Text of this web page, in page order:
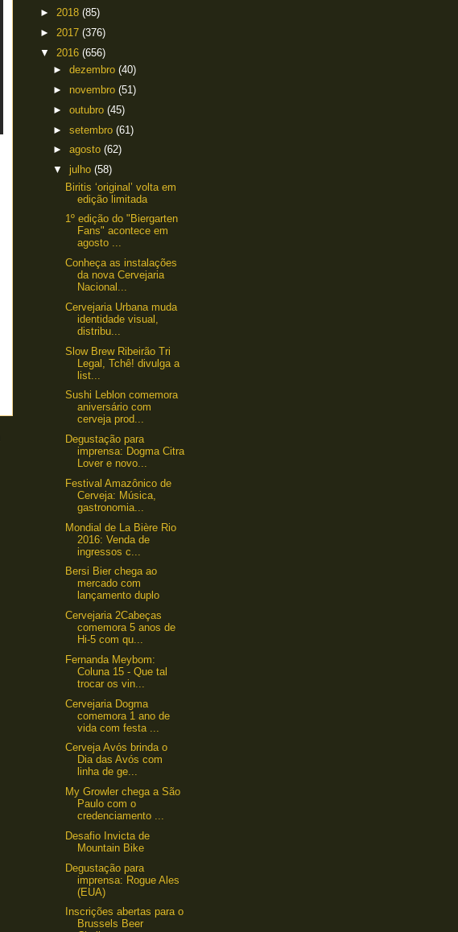
► 2018 (85)
► 2017 (376)
▼ 2016 (656)
► dezembro (40)
► novembro (51)
► outubro (45)
► setembro (61)
► agosto (62)
▼ julho (58)
Biritis ‘original’ volta em
edição limitada
1º edição do "Biergarten
Fans" acontece em
agosto ...
Conheça as instalações
da nova Cervejaria
Nacional...
Cervejaria Urbana muda
identidade visual,
distribu...
Slow Brew Ribeirão Tri
Legal, Tchê! divulga a
list...
Sushi Leblon comemora
aniversário com
cerveja prod...
Degustação para
imprensa: Dogma Citra
Lover e novo...
Festival Amazônico de
Cerveja: Música,
gastronomia...
Mondial de La Bière Rio
2016: Venda de
ingressos c...
Bersi Bier chega ao
mercado com
lançamento duplo
Cervejaria 2Cabeças
comemora 5 anos de
Hi-5 com qu...
Fernanda Meybom:
Coluna 15 - Que tal
trocar os vin...
Cervejaria Dogma
comemora 1 ano de
vida com festa ...
Cerveja Avós brinda o
Dia das Avós com
linha de ge...
My Growler chega a São
Paulo com o
credenciamento ...
Desafio Invicta de
Mountain Bike
Degustação para
imprensa: Rogue Ales
(EUA)
Inscrições abertas para o
Brussels Beer